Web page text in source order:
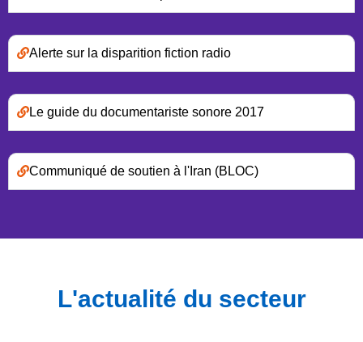
Alerte sur la disparition fiction radio
Le guide du documentariste sonore 2017
Communiqué de soutien à l'Iran (BLOC)
L'actualité du secteur